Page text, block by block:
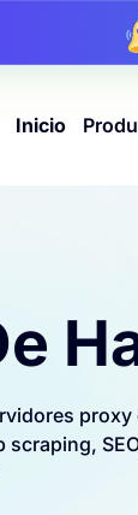
Inicio
scraping,